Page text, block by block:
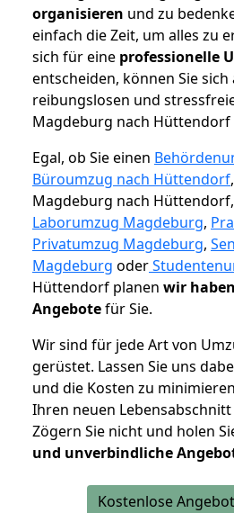
organisieren und zu
einfach die Zeit, um alles zu
sich für eine professionelle
entscheiden, können Sie sich
reibungslosen und
Magdeburg nach Hüttendorf
Egal, ob Sie einen
Büroumzug nach Hüttendorf,
Magdeburg nach Hüttendorf,
Laborumzug Magdeburg,
Privatumzug Magdeburg,
Magdeburg oder
Hüttendorf planen wir
Angebotefür Sie.
Wir sind für jede Art von
gerüstet. Lassen Sie uns
und die Kosten zu
Ihren neuen
Zögern Sie nicht und holen
und unverbindliche
Kostenlose